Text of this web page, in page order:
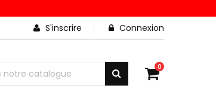
S'inscrire
Connexion
0